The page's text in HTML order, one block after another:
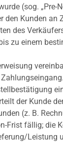
(sog. „Pre-
den Kunden
des
zu einem
der Kunde
(z. B.
Frist fällig;
Leistung